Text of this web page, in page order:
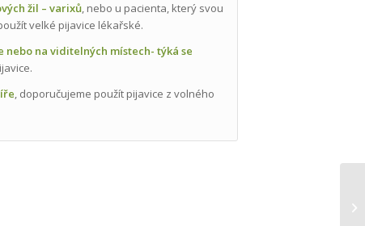
žil – varixů, nebo u pacienta, který svou
velké pijavice lékařské.
na viditelných místech- týká se
, doporučujeme použít pijavice z volného